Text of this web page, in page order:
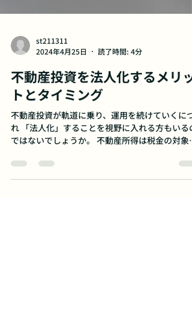
st211311
2024年4月25日
読了時間: 4分
不動産投資を法人化するメリッ
トとタイミング
不動産投資が軌道に乗り、運用を続けていくにつ
れ 「法人化」することを視野に入れる方もいるの
ではないでしょうか。 不動産所得は税金の対象に
なりますが、法人化することで所得の分散や税率